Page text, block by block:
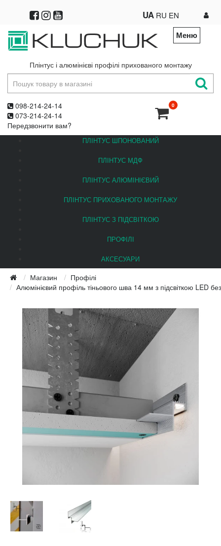
UA RU EN
Меню
Плінтус і алюмінієві профілі прихованого монтажу
098-214-24-14
073-214-24-14
Передзвонити вам?
0
ПЛІНТУС ШПОНОВАНИЙ
ПЛІНТУС МДФ
ПЛІНТУС АЛЮМІНІЄВИЙ
ПЛІНТУС ПРИХОВАНОГО МОНТАЖУ
ПЛІНТУС З ПІДСВІТКОЮ
ПРОФІЛІ
АКСЕСУАРИ
Магазин
Профілі
Алюмінієвий профіль тіньового шва 14 мм з підсвіткою LED